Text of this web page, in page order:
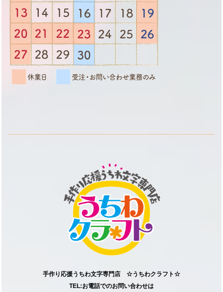
手作り応援うちわ文字専門店 ☆うちわクラフト☆
TEL:お電話でのお問い合わせは